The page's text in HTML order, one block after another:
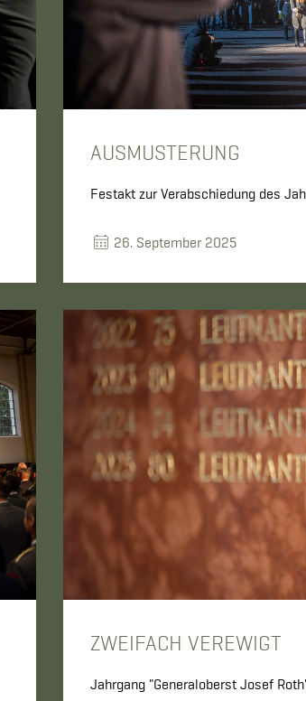
AUSMUSTERUNG
Festakt zur Verabschiedung des
26. September 2025
ZWEIFACH VEREWIGT
Jahrgang "Generaloberst Josef